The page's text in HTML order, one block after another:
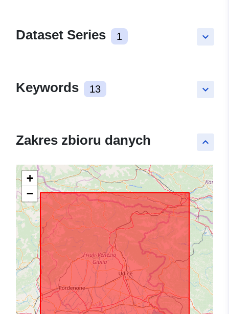
keyboard_arrow_down
Dataset Series 1
keyboard_arrow_down
Keywords 13
keyboard_arrow_up
Zakres zbioru danych
+
−